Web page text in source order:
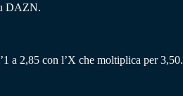
DAZN.
a 2,85 con l’X che moltiplica per 3,50.